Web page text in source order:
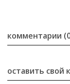
комментарии
оставить свой